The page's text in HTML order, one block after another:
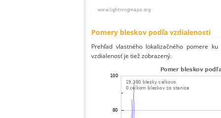
Pomery bleskov podľa vzdialenosti
Prehľad vlastného lokalizačného pomere
vzdialenosť je tiež zobrazený.